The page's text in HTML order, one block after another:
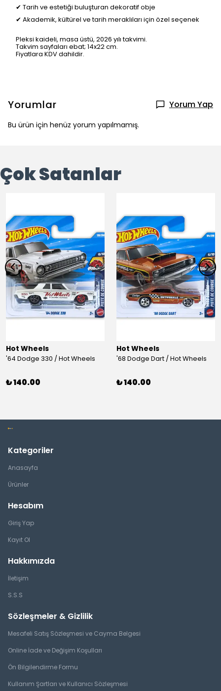
✔ Tarih ve estetiği buluşturan dekoratif obje
✔ Akademik, kültürel ve tarih meraklıları için özel seçenek
Pleksi kaideli, masa üstü, 2026 yılı takvimi.
Takvim sayfaları ebat; 14x22 cm.
Fiyatlara KDV dahildir.
Yorumlar Yorum Yap
Bu ürün için henüz yorum yapılmamış.
Çok Satanlar
Hot Wheels
'64 Dodge 330 / Hot Wheels
₺ 140.00
Hot Wheels
'68 Dodge Dart / Hot Wheels
₺ 140.00
Kategoriler
Anasayfa
Ürünler
Hesabım
Giriş Yap
Kayıt Ol
Hakkımızda
İletişim
S.S.S
Sözleşmeler & Gizlilik
Mesafeli Satış Sözleşmesi ve Cayma Belgesi
Online İade ve Değişim Koşulları
Ön Bilgilendirme Formu
Kullanım Şartları ve Kullanıcı Sözleşmesi